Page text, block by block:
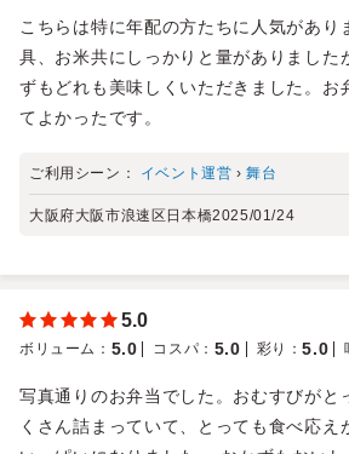
こちらは特に年配の方たちに人気があり
具、お米共にしっかりと量がありました
ずもどれも美味しくいただきました。お
てよかったです。
ご利用シーン： イベント運営 ›舞台
大阪府大阪市浪速区日本橋2025/01/24
5.0
ボリューム ： 5.0 コスパ ： 5.0 彩り ：5.0
写真通りのお弁当でした。おむすびがと
くさん詰まっていて、とっても食べ応え